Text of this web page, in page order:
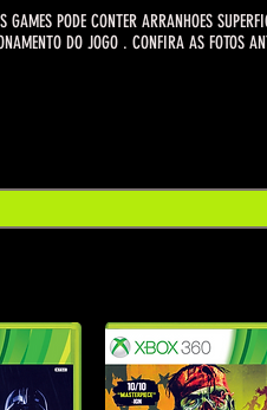
GAMES PODE CONTER ARRANHOES
DO JOGO . CONFIRA AS FOTOS